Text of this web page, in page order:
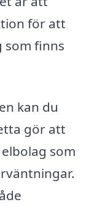
för att
som finns
kan du
gör att
som